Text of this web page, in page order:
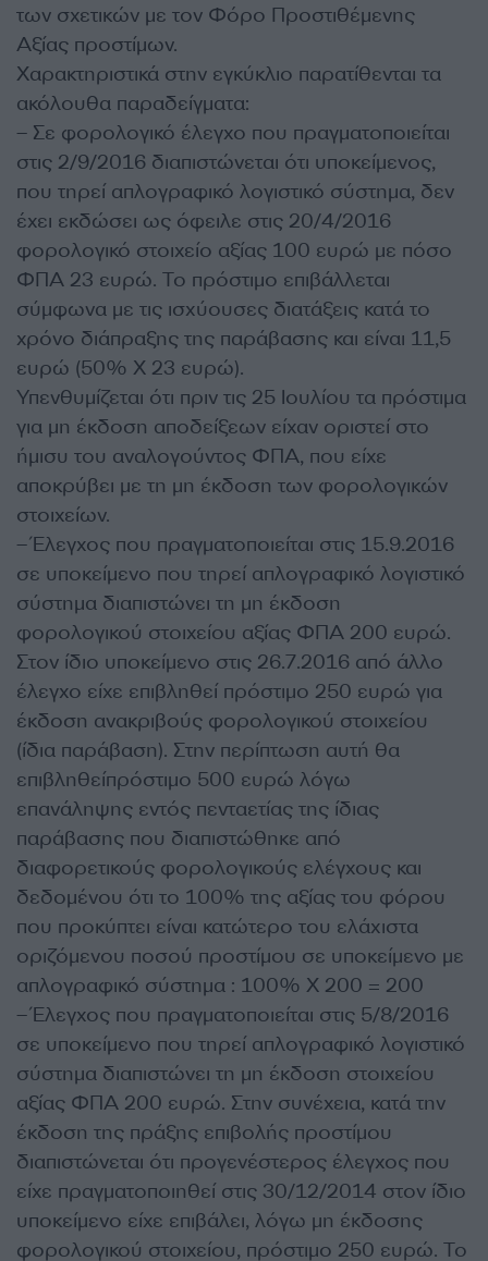
των σχετικών με τον Φόρο Προστιθέμενης
Αξίας προστίμων.
Χαρακτηριστικά στην εγκύκλιο παρατίθενται τα
ακόλουθα παραδείγματα:
– Σε φορολογικό έλεγχο που πραγματοποιείται
στις 2/9/2016 διαπιστώνεται ότι υποκείμενος,
που τηρεί απλογραφικό λογιστικό σύστημα, δεν
έχει εκδώσει ως όφειλε στις 20/4/2016
φορολογικό στοιχείο αξίας 100 ευρώ με πόσο
ΦΠΑ 23 ευρώ. Το πρόστιμο επιβάλλεται
σύμφωνα με τις ισχύουσες διατάξεις κατά το
χρόνο διάπραξης της παράβασης και είναι 11,5
ευρώ (50% Χ 23 ευρώ).
Υπενθυμίζεται ότι πριν τις 25 Ιουλίου τα πρόστιμα
για μη έκδοση αποδείξεων είχαν οριστεί στο
ήμισυ του αναλογούντος ΦΠΑ, που είχε
αποκρύβει με τη μη έκδοση των φορολογικών
στοιχείων.
– Έλεγχος που πραγματοποιείται στις 15.9.2016
σε υποκείμενο που τηρεί απλογραφικό λογιστικό
σύστημα διαπιστώνει τη μη έκδοση
φορολογικού στοιχείου αξίας ΦΠΑ 200 ευρώ.
Στον ίδιο υποκείμενο στις 26.7.2016 από άλλο
έλεγχο είχε επιβληθεί πρόστιμο 250 ευρώ για
έκδοση ανακριβούς φορολογικού στοιχείου
(ίδια παράβαση). Στην περίπτωση αυτή θα
επιβληθείπρόστιμο 500 ευρώ λόγω
επανάληψης εντός πενταετίας της ίδιας
παράβασης που διαπιστώθηκε από
διαφορετικούς φορολογικούς ελέγχους και
δεδομένου ότι το 100% της αξίας του φόρου
που προκύπτει είναι κατώτερο του ελάχιστα
οριζόμενου ποσού προστίμου σε υποκείμενο με
απλογραφικό σύστημα : 100% Χ 200 = 200
– Έλεγχος που πραγματοποιείται στις 5/8/2016
σε υποκείμενο που τηρεί απλογραφικό λογιστικό
σύστημα διαπιστώνει τη μη έκδοση στοιχείου
αξίας ΦΠΑ 200 ευρώ. Στην συνέχεια, κατά την
έκδοση της πράξης επιβολής προστίμου
διαπιστώνεται ότι προγενέστερος έλεγχος που
είχε πραγματοποιηθεί στις 30/12/2014 στον ίδιο
υποκείμενο είχε επιβάλει, λόγω μη έκδοσης
φορολογικού στοιχείου, πρόστιμο 250 ευρώ. Το